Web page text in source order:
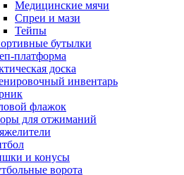
Медицинские мячи
Спреи и мази
Тейпы
бутылки
платформа
доска
инвентарь
флажок
для отжиманий
и конусы
ворота